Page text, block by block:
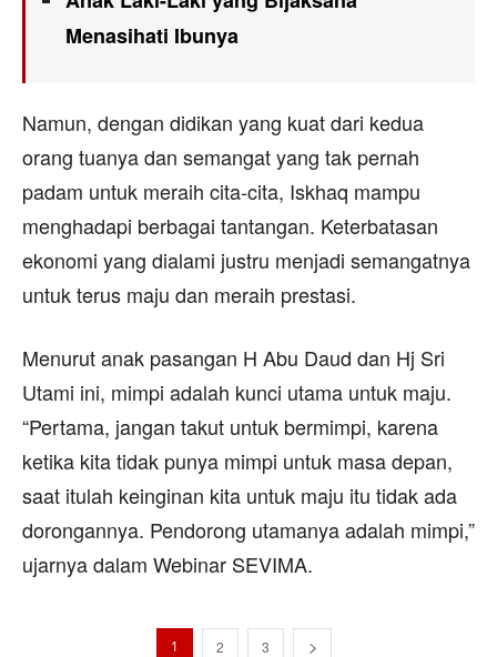
Menasihati Ibunya
Namun, dengan didikan yang kuat dari kedua
orang tuanya dan semangat yang tak pernah
padam untuk meraih cita-cita, Iskhaq mampu
menghadapi berbagai tantangan. Keterbatasan
ekonomi yang dialami justru menjadi semangatnya
untuk terus maju dan meraih prestasi.
Menurut anak pasangan H Abu Daud dan Hj Sri
Utami ini, mimpi adalah kunci utama untuk maju.
“Pertama, jangan takut untuk bermimpi, karena
ketika kita tidak punya mimpi untuk masa depan,
saat itulah keinginan kita untuk maju itu tidak ada
dorongannya. Pendorong utamanya adalah mimpi,”
ujarnya dalam Webinar SEVIMA.
1 2 3